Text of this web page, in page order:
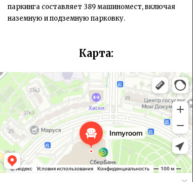
паркинга составляет 389 машиномест, включая
наземную и подземную парковку.
Карта:
Inmyroom
Магазин мебели в Москве